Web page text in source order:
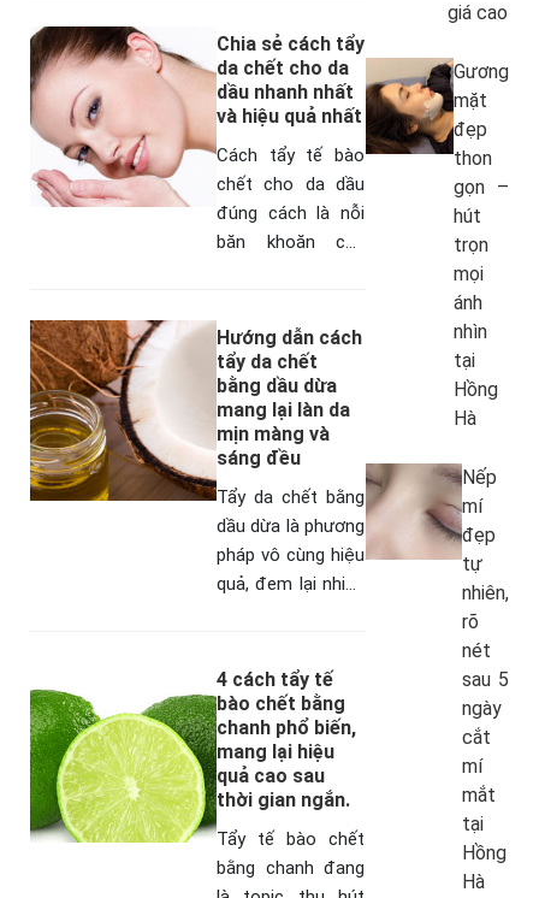
chị em trên diễn
đàn webtretho.
Hãy…
Chia sẻ cách tẩy
da chết cho da
dầu nhanh nhất
và hiệu quả nhất
Cách tẩy tế bào
chết cho da dầu
đúng cách là nỗi
băn khoăn của
khó để chăm sóc
khá nhạy…
Hướng dẫn cách
tẩy da chết
bằng dầu dừa
mang lại làn da
mịn màng và
sáng đều
Tẩy da chết bằng
dầu dừa là phương
pháp vô cùng hiệu
quả, đem lại nhiều
không tốn quá
nhiều chi phí.…
4 cách tẩy tế
bào chết bằng
chanh phổ biến,
mang lại hiệu
quả cao sau
thời gian ngắn.
Tẩy tế bào chết
bằng chanh đang
giá cao
Gương
mặt
đẹp
thon
gọn –
hút
trọn
mọi
ánh
nhìn
tại
Hồng
Hà
Nếp
mí
đẹp
tự
nhiên,
rõ
nét
sau 5
ngày
cắt
mí
mắt
tại
Hồng
Hà